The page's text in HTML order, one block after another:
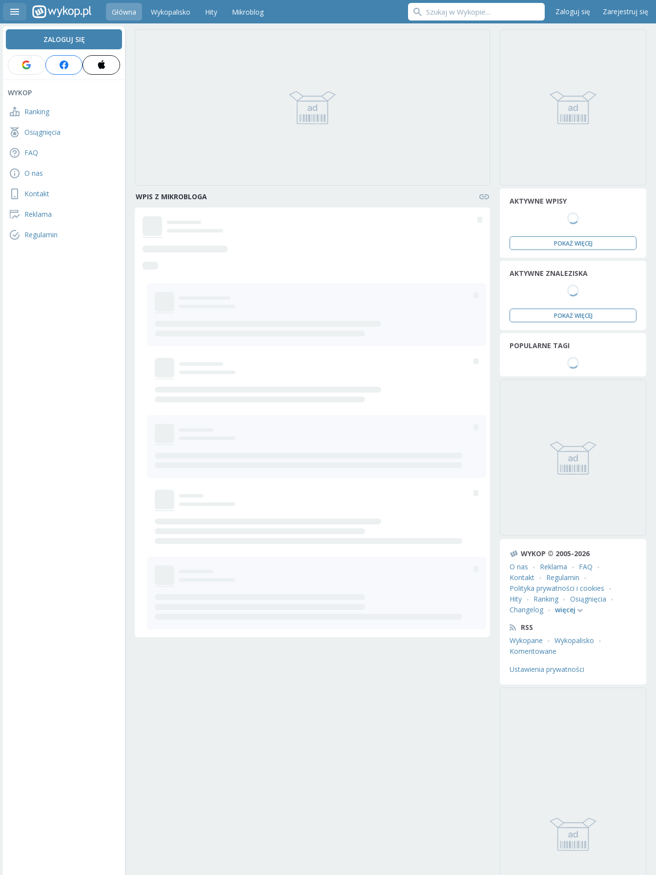
Główna Wykopalisko Hity Mikroblog Zaloguj się Zarejestruj się
ZALOGUJ SIĘ
WYKOP
Ranking
Osiągnięcia
FAQ
O nas
Kontakt
Reklama
Regulamin
WPIS Z MIKROBLOGA AKTYWNE WPISY
POKAŻ WIĘCEJ
AKTYWNE ZNALEZISKA
POKAŻ WIĘCEJ
POPULARNE TAGI
WYKOP © 2005-2026
O nas
Reklama
FAQ
Kontakt
Regulamin
Polityka prywatności i cookies
Hity
Ranking
Osiągnięcia
Changelog
więcej
RSS
Wykopane
Wykopalisko
Komentowane
Ustawienia prywatności